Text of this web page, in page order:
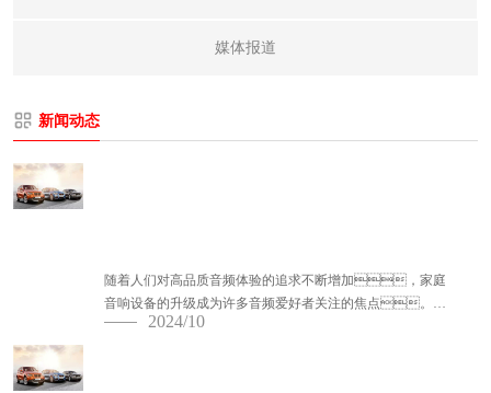
媒体报道
新闻动态
随着人们对高品质音频体验的追求不断增加，家庭
音响设备的升级成为许多音频爱好者关注的焦点。无
论是为了享受更好的音乐还是提升家庭精东黄色软件下载的
2024/10